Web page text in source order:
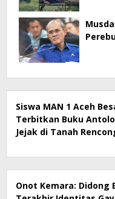
Siswa MAN 1 Aceh
Terbitkan Buku
Jejak di Tanah
Onot Kemara: Didong